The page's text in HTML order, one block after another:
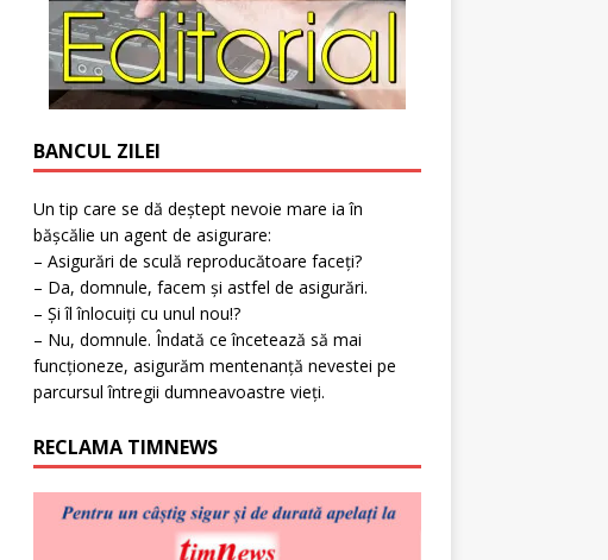
BANCUL ZILEI
Un tip care se dă deștept nevoie mare ia în
bășcălie un agent de asigurare:
– Asigurări de sculă reproducătoare faceți?
– Da, domnule, facem și astfel de asigurări.
– Și îl înlocuiți cu unul nou!?
– Nu, domnule. Îndată ce încetează să mai
funcționeze, asigurăm mentenanță nevestei pe
parcursul întregii dumneavoastre vieți.
RECLAMA TIMNEWS